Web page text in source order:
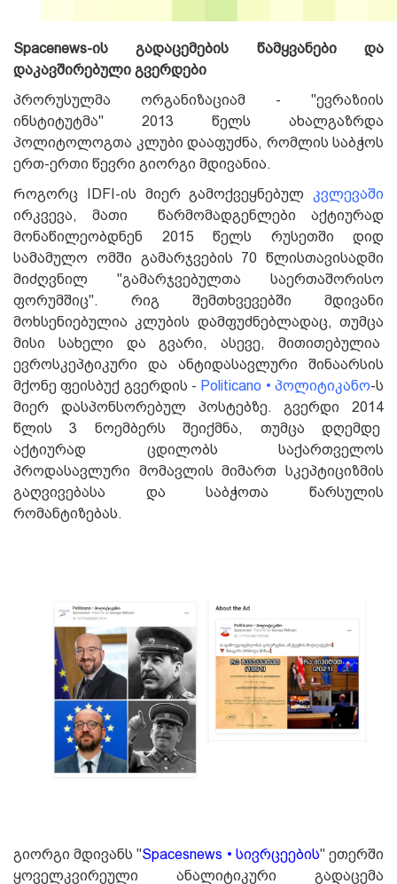
Spacenews-ის გადაცემების წამყვანები და
დაკავშირებული გვერდები
პრორუსულმა ორგანიზაციამ - "ევრაზიის
ინსტიტუტმა" 2013 წელს ახალგაზრდა
პოლიტოლოგთა კლუბი დააფუძნა, რომლის საბჭოს
ერთ-ერთი წევრი გიორგი მდივანია.
Როგორც IDFI-ის მიერ გამოქვეყნებულ კვლევაში
ირკვევა, მათი წარმომადგენლები აქტიურად
მონაწილეობდნენ 2015 წელს რუსეთში დიდ
სამამულო ომში გამარჯვების 70 წლისთავისადმი
მიძღვნილ "გამარჯვებულთა საერთაშორისო
ფორუმშიც". რიგ შემთხვევებში მდივანი
მოხსენიებულია კლუბის დამფუძნებლადაც, თუმცა
მისი სახელი და გვარი, ასევე, მითითებულია
ევროსკეპტიკური და ანტიდასავლური შინაარსის
მქონე ფეისბუქ გვერდის - Politicano • პოლიტიკანო-ს
მიერ დასპონსორებულ პოსტებზე. გვერდი 2014
წლის 3 ნოემბერს შეიქმნა, თუმცა დღემდე
აქტიურად ცდილობს საქართველოს
პროდასავლური მომავლის მიმართ სკეპტიციზმის
გაღვივებასა და საბჭოთა წარსულის
რომანტიზებას.
გიორგი მდივანს "Spacesnews • სივრცეების" ეთერში
ყოველკვირეული ანალიტიკური გადაცემა